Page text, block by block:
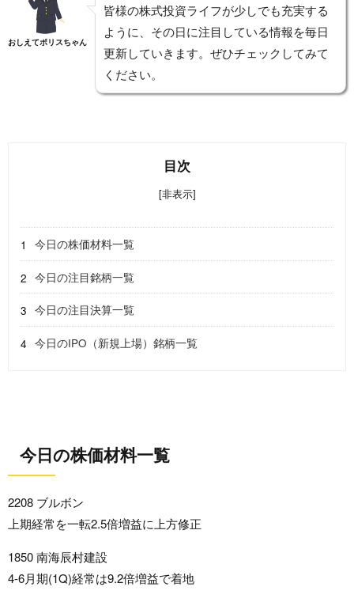
おしえてポリスちゃん
皆様の株式投資ライフが少しでも充実する
ように、その日に注目している情報を毎日
更新していきます。ぜひチェックしてみて
ください。
目次
[非表示]
今日の株価材料一覧
今日の注目銘柄一覧
今日の注目決算一覧
今日のIPO（新規上場）銘柄一覧
今日の株価材料一覧
2208 ブルボン
上期経常を一転2.5倍増益に上方修正
1850 南海辰村建設
4-6月期(1Q)経常は9.2倍増益で着地